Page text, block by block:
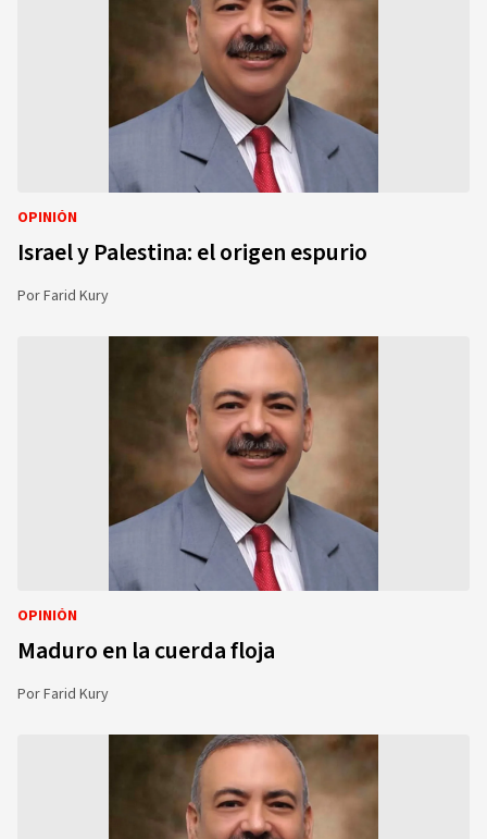
OPINIÓN
Israel y Palestina: el origen espurio
PorFarid Kury
OPINIÓN
Maduro en la cuerda floja
PorFarid Kury